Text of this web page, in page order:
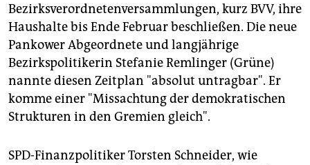
Bezirksverordnetenversammlungen, kurz BVV, ihre
Haushalte bis Ende Februar beschließen. Die neue
Pankower Abgeordnete und langjährige
Bezirkspolitikerin Stefanie Remlinger (Grüne)
nannte diesen Zeitplan "absolut untragbar". Er
komme einer "Missachtung der demokratischen
Strukturen in den Gremien gleich".
SPD-Finanzpolitiker Torsten Schneider, wie